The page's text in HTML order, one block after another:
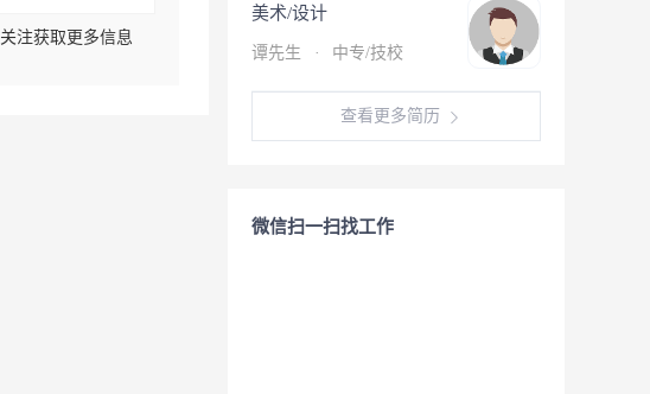
关注获取更多信息
美术/设计
谭先生 · 中专/技校
查看更多简历
微信扫一扫找工作